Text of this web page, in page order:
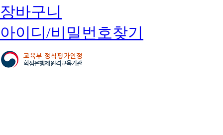
장바구니
아이디/비밀번호찾기